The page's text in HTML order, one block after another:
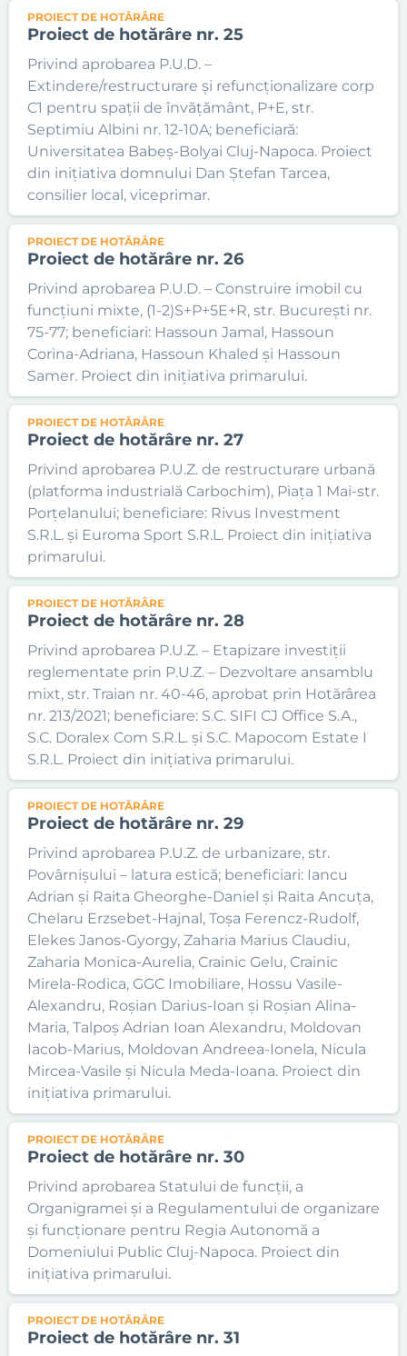
PROIECT DE HOTĂRÂRE
Proiect de hotărâre nr. 25
Privind aprobarea P.U.D. –
Extindere/restructurare și refuncționalizare corp
C1 pentru spații de învățământ, P+E, str.
Septimiu Albini nr. 12-10A; beneficiară:
Universitatea Babeș-Bolyai Cluj-Napoca. Proiect
din inițiativa domnului Dan Ștefan Tarcea,
consilier local, viceprimar.
PROIECT DE HOTĂRÂRE
Proiect de hotărâre nr. 26
Privind aprobarea P.U.D. – Construire imobil cu
funcțiuni mixte, (1-2)S+P+5E+R, str. București nr.
75-77; beneficiari: Hassoun Jamal, Hassoun
Corina-Adriana, Hassoun Khaled și Hassoun
Samer. Proiect din inițiativa primarului.
PROIECT DE HOTĂRÂRE
Proiect de hotărâre nr. 27
Privind aprobarea P.U.Z. de restructurare urbană
(platforma industrială Carbochim), Piața 1 Mai-str.
Porțelanului; beneficiare: Rivus Investment
S.R.L. și Euroma Sport S.R.L. Proiect din inițiativa
primarului.
PROIECT DE HOTĂRÂRE
Proiect de hotărâre nr. 28
Privind aprobarea P.U.Z. – Etapizare investiții
reglementate prin P.U.Z. – Dezvoltare ansamblu
mixt, str. Traian nr. 40-46, aprobat prin Hotărârea
nr. 213/2021; beneficiare: S.C. SIFI CJ Office S.A.,
S.C. Doralex Com S.R.L. și S.C. Mapocom Estate I
S.R.L. Proiect din inițiativa primarului.
PROIECT DE HOTĂRÂRE
Proiect de hotărâre nr. 29
Privind aprobarea P.U.Z. de urbanizare, str.
Povârnișului – latura estică; beneficiari: Iancu
Adrian și Raita Gheorghe-Daniel și Raita Ancuța,
Chelaru Erzsebet-Hajnal, Toșa Ferencz-Rudolf,
Elekes Janos-Gyorgy, Zaharia Marius Claudiu,
Zaharia Monica-Aurelia, Crainic Gelu, Crainic
Mirela-Rodica, GGC Imobiliare, Hossu Vasile-
Alexandru, Roșian Darius-Ioan și Roșian Alina-
Maria, Talpoș Adrian Ioan Alexandru, Moldovan
Iacob-Marius, Moldovan Andreea-Ionela, Nicula
Mircea-Vasile și Nicula Meda-Ioana. Proiect din
inițiativa primarului.
PROIECT DE HOTĂRÂRE
Proiect de hotărâre nr. 30
Privind aprobarea Statului de funcții, a
Organigramei și a Regulamentului de organizare
și funcționare pentru Regia Autonomă a
Domeniului Public Cluj-Napoca. Proiect din
inițiativa primarului.
PROIECT DE HOTĂRÂRE
Proiect de hotărâre nr. 31